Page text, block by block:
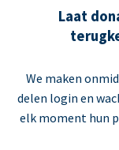
Laat
We maken
delen login en
elk moment hun